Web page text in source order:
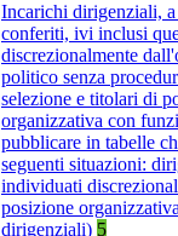
Incarichi dirigenziali,
conferiti, ivi inclusi
discrezionalmente
politico senza
selezione e titolari di
organizzativa con
pubblicare in tabelle
seguenti situazioni:
individuati
posizione
dirigenziali) 5